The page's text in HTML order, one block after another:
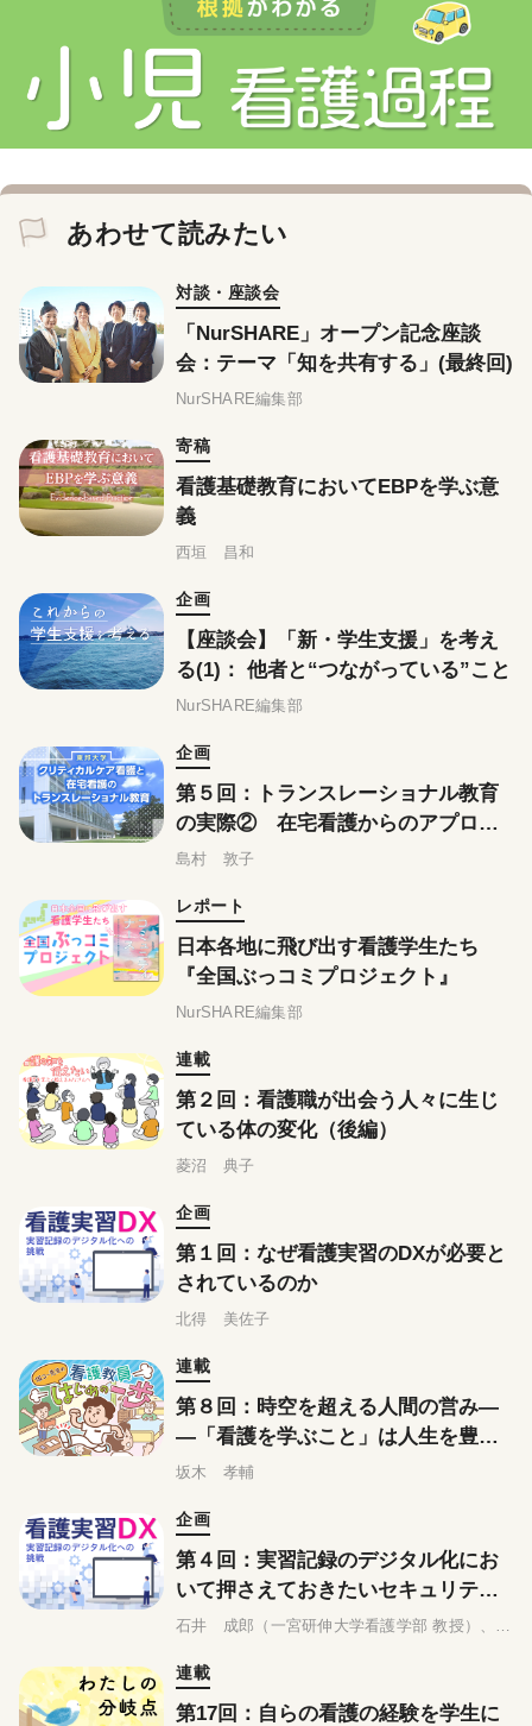
あわせて読みたい
対談・座談会
「NurSHARE」オープン記念座談
会：テーマ「知を共有する」(最終回)
NurSHARE編集部
寄稿
看護基礎教育においてEBPを学ぶ意
義
西垣 昌和
企画
【座談会】「新・学生支援」を考え
る(1)： 他者と“つながっている”こと
NurSHARE編集部
企画
第５回：トランスレーショナル教育
の実際② 在宅看護からのアプロー
チ
島村 敦子
レポート
日本各地に飛び出す看護学生たち
『全国ぶっコミプロジェクト』
NurSHARE編集部
連載
第２回：看護職が出会う人々に生じ
ている体の変化（後編）
菱沼 典子
企画
第１回：なぜ看護実習のDXが必要と
されているのか
北得 美佐子
連載
第８回：時空を超える人間の営み―
―「看護を学ぶこと」は人生を豊か
にする
坂木 孝輔
企画
第４回：実習記録のデジタル化にお
いて押さえておきたいセキュリティ
の基礎知識
連載
第17回：自らの看護の経験を学生に